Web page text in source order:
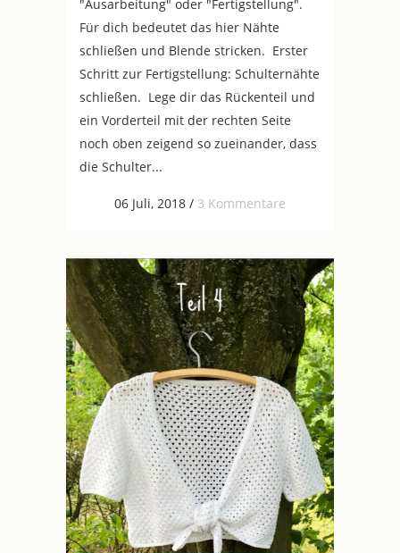
"Ausarbeitung" oder "Fertigstellung".
Für dich bedeutet das hier Nähte
schließen und Blende stricken. Erster
Schritt zur Fertigstellung: Schulternähte
schließen. Lege dir das Rückenteil und
ein Vorderteil mit der rechten Seite
noch oben zeigend so zueinander, dass
die Schulter...
06 Juli, 2018 / 3 Kommentare